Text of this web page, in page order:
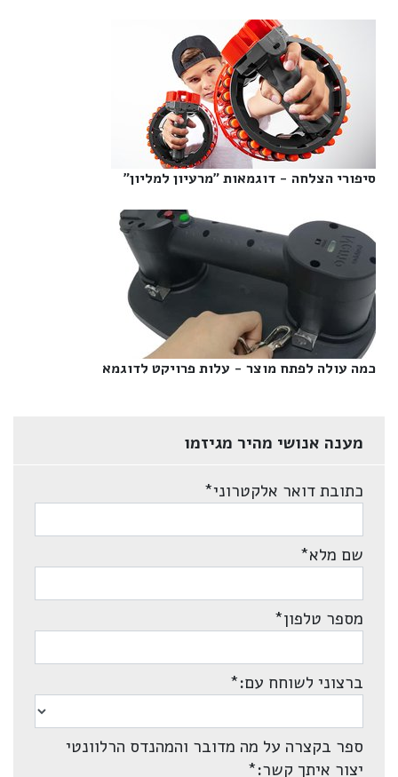
סיפורי הצלחה - דוגמאות "מרעיון למליון"‎
כמה עולה לפתח מוצר - עלות פרויקט לדוגמא‎
מענה אנושי מהיר מגיזמו
כתובת דואר אלקטרוני*
שם מלא*
מספר טלפון*
ברצוני לשוחח עם:*
ספר בקצרה על מה מדובר והמהנדס הרלוונטי
יצור איתך קשר:*